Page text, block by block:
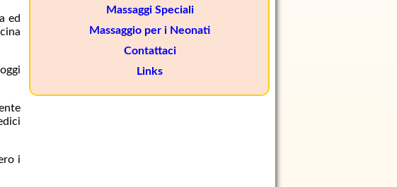
ed
i
Massaggi Speciali
Massaggio per i Neonati
Contattaci
Links